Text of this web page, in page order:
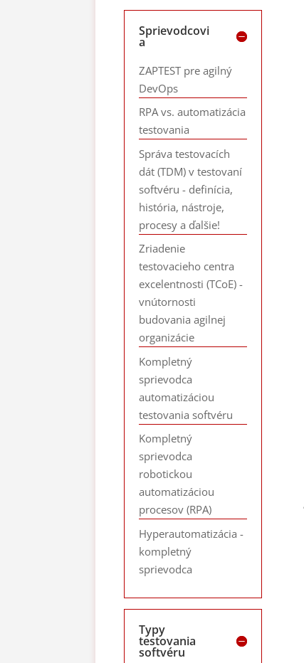
Sprievodcovi
a
ZAPTEST pre agilný
DevOps
RPA vs. automatizácia
testovania
Správa testovacích
dát (TDM) v testovaní
softvéru - definícia,
história, nástroje,
procesy a ďalšie!
Zriadenie
testovacieho centra
excelentnosti (TCoE) -
vnútornosti
budovania agilnej
organizácie
Kompletný
sprievodca
automatizáciou
testovania softvéru
Kompletný
sprievodca
robotickou
automatizáciou
procesov (RPA)
Hyperautomatizácia -
kompletný
sprievodca
Typy
testovania
softvéru